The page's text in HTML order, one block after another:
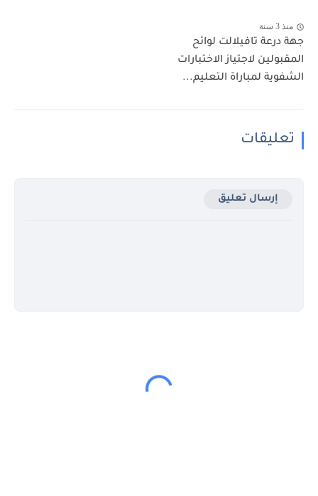
منذ 3 سنة
جهة درعة تافيلالت لوائح
المقبولين لاجتياز الاختبارات
الشفوية لمباراة التعليم...
تعليقات
إرسال تعليق